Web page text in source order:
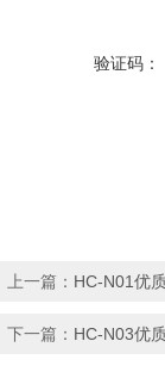
验证码：
上一篇： HC-N01优
下一篇： HC-N03优